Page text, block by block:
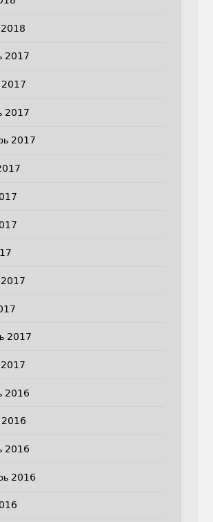
2018
2017
2017
2017
2017
2017
2017
2016
2016
2016
2016